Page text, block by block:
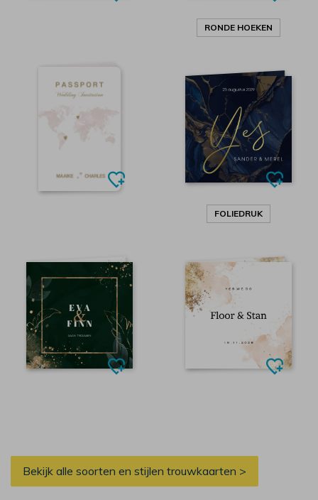
RONDE HOEKEN
FOLIEDRUK
Bekijk alle soorten en stijlen trouwkaarten >